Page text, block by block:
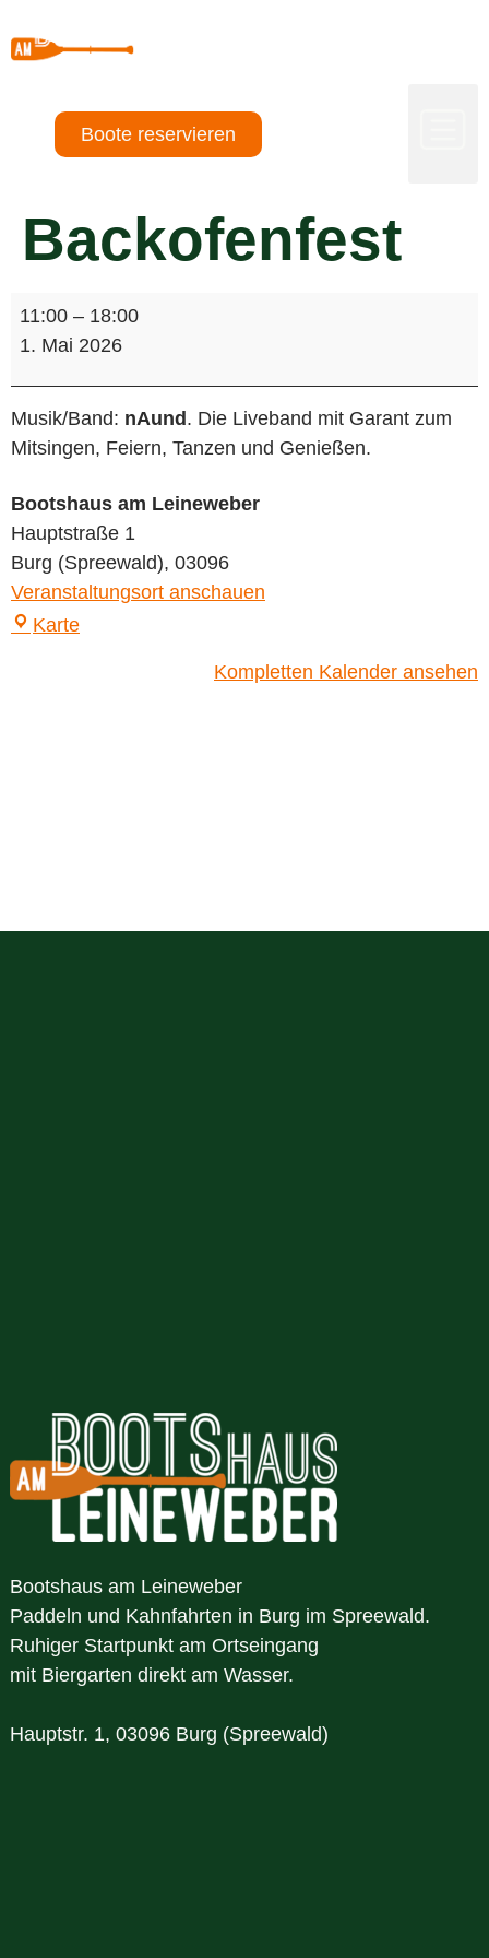
Boote reservieren
Backofenfest
11:00 – 18:00
1. Mai 2026
Musik/Band: nAund. Die Liveband mit Garant zum
Mitsingen, Feiern, Tanzen und Genießen.
Bootshaus am Leineweber
Hauptstraße 1
Burg (Spreewald), 03096
Veranstaltungsort anschauen
Karte
Kompletten Kalender ansehen
Bootshaus am Leineweber
Paddeln und Kahnfahrten in Burg im Spreewald.
Ruhiger Startpunkt am Ortseingang
mit Biergarten direkt am Wasser.
Hauptstr. 1, 03096 Burg (Spreewald)